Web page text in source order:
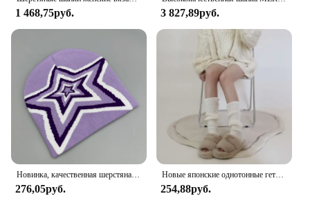
1 468,75руб. 3 827,89руб.
Новинка, качественная шерстяная шапка унисекс Y2K, модная зимняя теплая вязаная шапка для мужчин и женщин, мягкие шерстяные шапочки, шапки-бини, шапки в стиле хип-хоп
276,05руб.
Новые японские однотонные гетры в стиле Лолита Y2k, женские теплые вязаные гольфы с выдолбленным каблуком, леггинсы, гетры, чехол
254,88руб.